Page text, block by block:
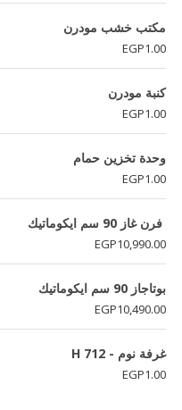
مكتب خشب مودرن
EGP1.00
كنبة مودرن
EGP1.00
وحدة تخزين حمام
EGP1.00
فرن غاز 90 سم ايكوماتيك
EGP10,990.00
بوتاجاز 90 سم ايكوماتيك
EGP10,490.00
غرفة نوم - H 712
EGP1.00